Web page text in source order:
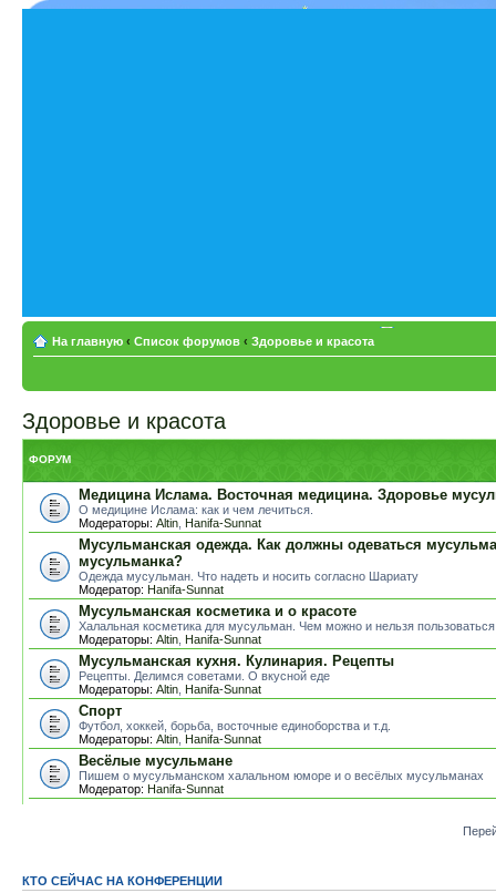
На главную ‹ Список форумов ‹ Здоровье и красота
Здоровье и красота
ФОРУМ
Медицина Ислама. Восточная медицина. Здоровье
О медицине Ислама: как и чем лечиться.
Модераторы: Altin Hanifa-Sunnat
Мусульманская одежда. Как должны одеваться
мусульманка?
Одежда мусульман. Что надеть и носить согласно Шариату
Модератор: Hanifa-Sunnat
Мусульманская косметика и о красоте
Халальная косметика для мусульман. Чем можно и нельзя пользоваться
Модераторы: Altin Hanifa-Sunnat
Мусульманская кухня. Кулинария. Рецепты
Рецепты. Делимся советами. О вкусной еде
Модераторы: Altin Hanifa-Sunnat
Спорт
Футбол, хоккей, борьба, восточные единоборства и т.д.
Модераторы: Altin Hanifa-Sunnat
Весёлые мусульмане
Пишем о мусульманском халальном юморе и о весёлых мусульманах
Модератор: Hanifa-Sunnat
КТО СЕЙЧАС НА КОНФЕРЕНЦИИ